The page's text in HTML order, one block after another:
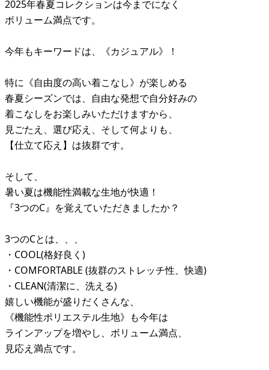
2025年春夏コレクションは今までになく
ボリューム満点です。
今年もキーワードは、《カジュアル》！
特に《自由度の高い着こなし》が楽しめる
春夏シーズンでは、自由な発想で自分好みの
着こなしをお楽しみいただけますから、
見ごたえ、選び応え、そして何よりも、
【仕立て応え】は抜群です。
そして、
暑い夏は機能性満載な生地が快適！
『3つのC』を覚えていただきましたか？
3つのCとは、、、
・COOL(格好良く)
・COMFORTABLE (抜群のストレッチ性、快適)
・CLEAN(清潔に、洗える)
嬉しい機能が盛りだくさんな、
《機能性ポリエステル生地》も今年は
ラインアップを増やし、ボリューム満点、
見応え満点です。